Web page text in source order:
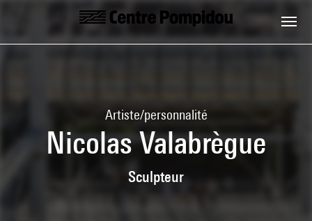
Aller au contenu principal
Centre Pompidou
Artiste/personnalité
Nicolas Valabrègue
Sculpteur